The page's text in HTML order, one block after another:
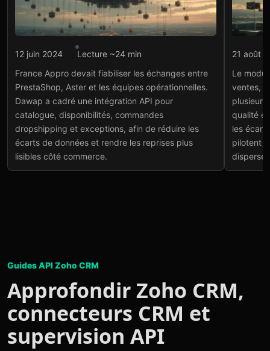
Intégration API
intégration PrestaShop
et Aster
Voir le projet→
12 juin 2024
Lecture ~24 min
France Appro devait fiabiliser les échanges entre
PrestaShop, Aster et les équipes opérationnelles.
Dawap a cadré une intégration API pour
catalogue, disponibilités, commandes
dropshipping et exceptions, afin de réduire les
écarts de données et rendre les reprises plus
lisibles côté commerce.
21 août
Le
ventes,
qualité
les
pilotent
Guides API Zoho CRM
Approfondir Zoho CRM,
connecteurs CRM et
supervision API